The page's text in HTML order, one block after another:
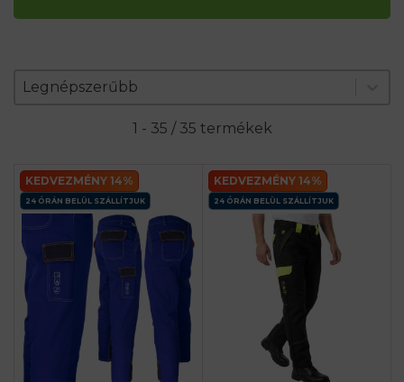
Zoradenie produktov
Sort content
Legnépszerűbb
Sort content
1 - 35 / 35 termékek
KEDVEZMÉNY 14%
24 ÓRÁN BELÜL SZÁLLÍTJUK
KEDVEZMÉNY 14%
24 ÓRÁN BELÜL SZÁLLÍTJUK